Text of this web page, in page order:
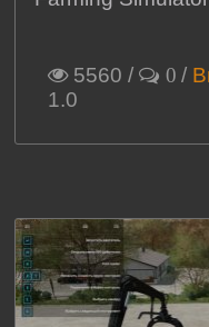
5560 / 0 /
1.0